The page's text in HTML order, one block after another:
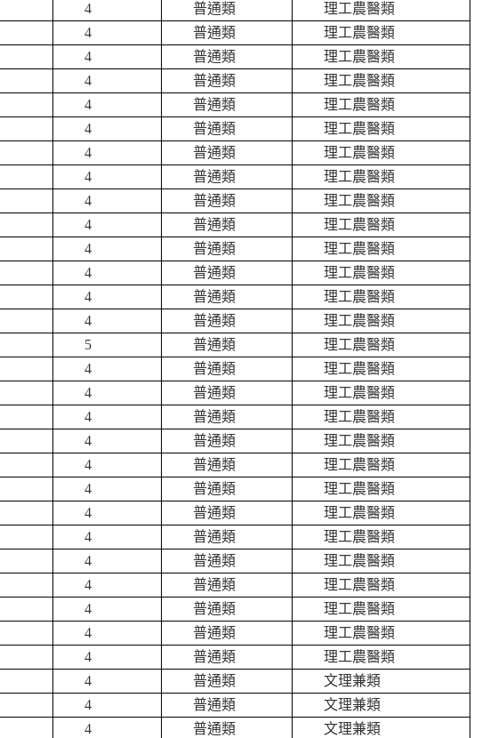
4 普通類
理工農醫類
4 普通類
理工農醫類
4 普通類
理工農醫類
4 普通類
理工農醫類
4 普通類
理工農醫類
4 普通類
理工農醫類
4 普通類
理工農醫類
4 普通類
理工農醫類
4 普通類
理工農醫類
4 普通類
理工農醫類
4 普通類
理工農醫類
4 普通類
理工農醫類
4 普通類
理工農醫類
4 普通類
理工農醫類
5 普通類
理工農醫類
4 普通類
理工農醫類
4 普通類
理工農醫類
4 普通類
理工農醫類
4 普通類
理工農醫類
4 普通類
理工農醫類
4 普通類
理工農醫類
4 普通類
理工農醫類
4 普通類
理工農醫類
4 普通類
理工農醫類
4 普通類
理工農醫類
4 普通類
理工農醫類
4 普通類
理工農醫類
4 普通類
理工農醫類
4 普通類
文理兼類
4 普通類
文理兼類
4 普通類
文理兼類